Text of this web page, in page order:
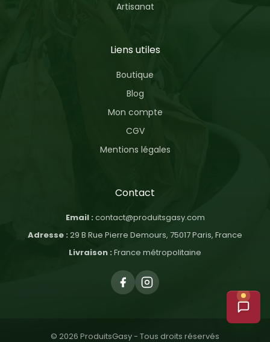
Artisanat
Liens utiles
Boutique
Blog
Mon compte
CGV
Mentions légales
Contact
Email : contact@produitsgasy.com
Adresse : 29 B Rue Pierre Demours, 75017 Paris, France
Livraison :France métropolitaine
© 2026 ProduitsGasy - Tous droits réservés